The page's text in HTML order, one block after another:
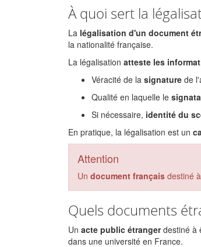
À quoi sert la
La légalisation d'un document
la nationalité française.
La légalisation atteste les
Véracité de la signature de
Qualité en laquelle le
Si nécessaire, identité du
En pratique, la légalisation est un
Attention
Un document français destiné
Quels documents
Un acte public étranger destiné à
dans une université en France.